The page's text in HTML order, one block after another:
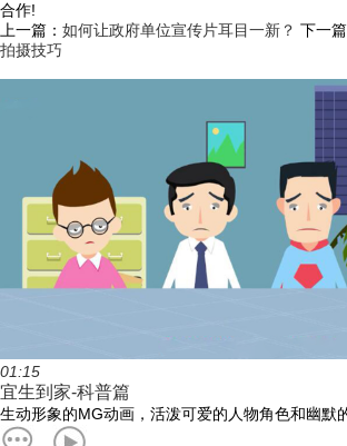
合作!
上一篇： 如何让政府单位宣传片耳目一新？ 下一篇
拍摄技巧
01:15
宜生到家-科普篇
生动形象的MG动画，活泼可爱的人物角色和幽默